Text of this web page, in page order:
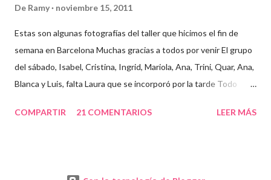
De Ramy noviembre 15, 2011
Estas son algunas fotografías del taller que hicimos el fin de
semana en Barcelona Muchas gracias a todos por venir El grupo
del sábado, Isabel, Cristina, Ingrid, Mariola, Ana, Trini, Quar, Ana,
Blanca y Luis, falta Laura que se incorporó por la tarde Todo
primero un poco de teórica para tener claro lo que tenemos que
COMPARTIR 21 COMENTARIOS LEER MÁS